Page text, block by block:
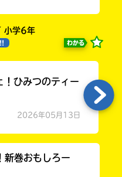
カウント
小学6年
わかる
ひみつのティー
2026年05月13日
新巻おもしろー